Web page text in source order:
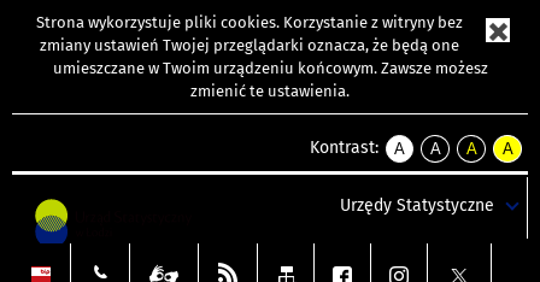
Strona wykorzystuje pliki cookies. Korzystanie z witryny bez
zmiany ustawień Twojej przeglądarki oznacza, że będą one
umieszczane w Twoim urządzeniu końcowym. Zawsze możesz
zmienić te ustawienia.
Kontrast:
A
kontrast
A
kontrast
tekst
czarnym
A
kontrast
tekst
czarnym
A
tekst
żółtym
Urzędy Statystyczne